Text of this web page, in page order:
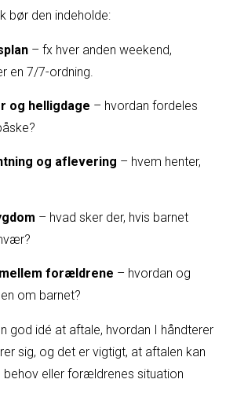
bør den indeholde:
– fx hver anden weekend,
en 7/7-ordning.
og helligdage – hvordan fordeles
og aflevering – hvem henter,
– hvad sker der, hvis barnet
forældrene – hvordan og
om barnet?
god idé at aftale, hvordan I håndterer
sig, og det er vigtigt, at aftalen kan
behov eller forældrenes situation